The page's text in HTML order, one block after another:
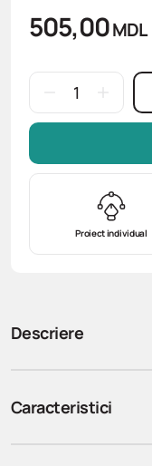
Proiect individual
505,00MDL
Descriere
Caracteristici